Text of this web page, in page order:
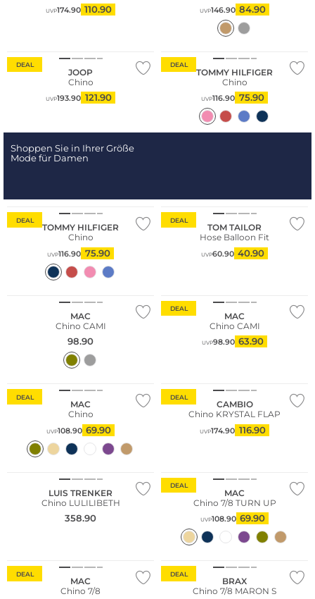
UVP174.90 110.90 UVP146.90 84.90
DEAL
JOOP
Chino
UVP193.90 121.90
DEAL
TOMMY HILFIGER
Chino
UVP116.90 75.90
Shoppen Sie in Ihrer Größe
Mode für Damen
DEAL
TOMMY HILFIGER
Chino
UVP116.90 75.90
DEAL
TOM TAILOR
Hose Balloon Fit
UVP60.90 40.90
Große Größen
MAC
Chino CAMI
98.90
DEAL
MAC
Chino CAMI
UVP98.90 63.90
DEAL
MAC
Chino
UVP108.90 69.90
DEAL
CAMBIO
Chino KRYSTAL FLAP
UVP174.90 116.90
LUIS TRENKER
Chino LULILIBETH
358.90
DEAL
MAC
Chino 7/8 TURN UP
UVP108.90 69.90
DEAL
MAC
Chino 7/8
DEAL
Große Größen
BRAX
Chino 7/8 MARON S